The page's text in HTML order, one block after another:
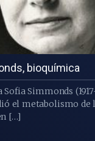
bioquímica
Simmonds
el metabolismo de
[…]